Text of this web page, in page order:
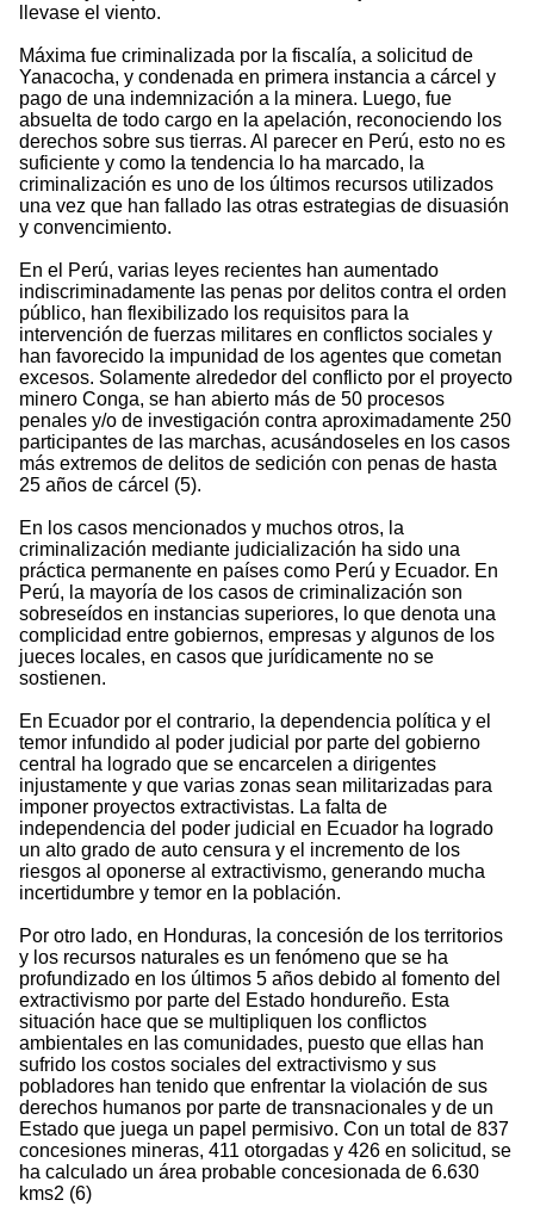
llevase el viento.
Máxima fue criminalizada por la fiscalía, a solicitud de
Yanacocha, y condenada en primera instancia a cárcel y
pago de una indemnización a la minera. Luego, fue
absuelta de todo cargo en la apelación, reconociendo los
derechos sobre sus tierras. Al parecer en Perú, esto no es
suficiente y como la tendencia lo ha marcado, la
criminalización es uno de los últimos recursos utilizados
una vez que han fallado las otras estrategias de disuasión
y convencimiento.
En el Perú, varias leyes recientes han aumentado
indiscriminadamente las penas por delitos contra el orden
público, han flexibilizado los requisitos para la
intervención de fuerzas militares en conflictos sociales y
han favorecido la impunidad de los agentes que cometan
excesos. Solamente alrededor del conflicto por el proyecto
minero Conga, se han abierto más de 50 procesos
penales y/o de investigación contra aproximadamente 250
participantes de las marchas, acusándoseles en los casos
más extremos de delitos de sedición con penas de hasta
25 años de cárcel (5).
En los casos mencionados y muchos otros, la
criminalización mediante judicialización ha sido una
práctica permanente en países como Perú y Ecuador. En
Perú, la mayoría de los casos de criminalización son
sobreseídos en instancias superiores, lo que denota una
complicidad entre gobiernos, empresas y algunos de los
jueces locales, en casos que jurídicamente no se
sostienen.
En Ecuador por el contrario, la dependencia política y el
temor infundido al poder judicial por parte del gobierno
central ha logrado que se encarcelen a dirigentes
injustamente y que varias zonas sean militarizadas para
imponer proyectos extractivistas. La falta de
independencia del poder judicial en Ecuador ha logrado
un alto grado de auto censura y el incremento de los
riesgos al oponerse al extractivismo, generando mucha
incertidumbre y temor en la población.
Por otro lado, en Honduras, la concesión de los territorios
y los recursos naturales es un fenómeno que se ha
profundizado en los últimos 5 años debido al fomento del
extractivismo por parte del Estado hondureño. Esta
situación hace que se multipliquen los conflictos
ambientales en las comunidades, puesto que ellas han
sufrido los costos sociales del extractivismo y sus
pobladores han tenido que enfrentar la violación de sus
derechos humanos por parte de transnacionales y de un
Estado que juega un papel permisivo. Con un total de 837
concesiones mineras, 411 otorgadas y 426 en solicitud, se
ha calculado un área probable concesionada de 6.630
kms2 (6)